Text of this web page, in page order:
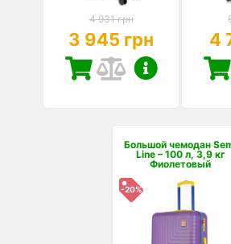
4 931 грн
3 945 грн 4
Большой чемодан
Line – 100 л, 3,9 кг
Фиолетовый
-20%